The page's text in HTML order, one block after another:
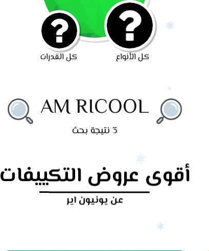
كل القدرات كل الأنواع
AM RICOOL
3 نتيجة بحث
أقوى عروض التكييفات
عن يونيون اير